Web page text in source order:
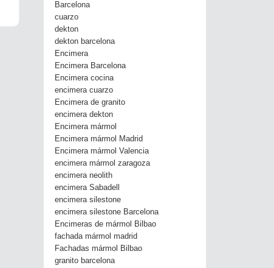
Barcelona
cuarzo
dekton
dekton barcelona
Encimera
Encimera Barcelona
Encimera cocina
encimera cuarzo
Encimera de granito
encimera dekton
Encimera mármol
Encimera mármol Madrid
Encimera mármol Valencia
encimera mármol zaragoza
encimera neolith
encimera Sabadell
encimera silestone
encimera silestone Barcelona
Encimeras de mármol Bilbao
fachada mármol madrid
Fachadas mármol Bilbao
granito barcelona